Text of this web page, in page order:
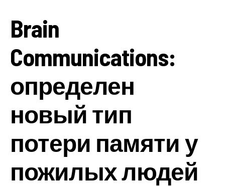
Brain
Communications:
определен
новый тип
потери памяти у
пожилых людей